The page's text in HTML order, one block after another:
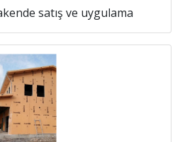
satış ve uygulama